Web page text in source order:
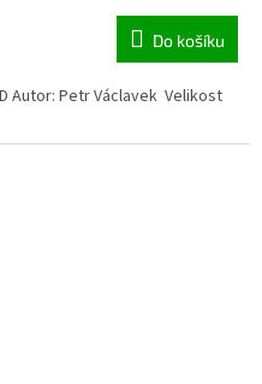
Do košíku
Autor: Petr Václavek Velikost